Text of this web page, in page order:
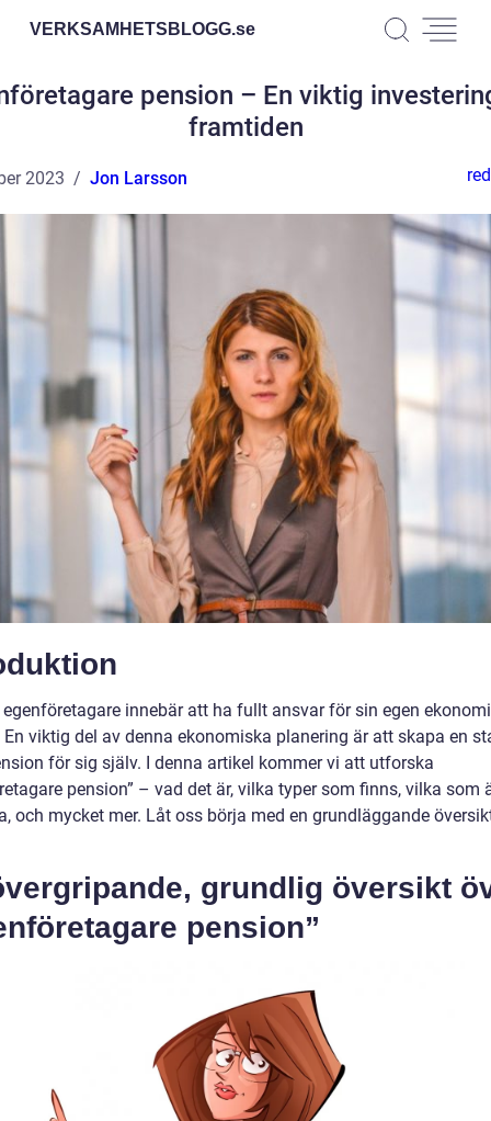
VERKSAMHETSBLOGG.se
pension – En viktig
framtiden
2023 Jon Larsson
innebär att ha fullt ansvar för sin egen
viktig del av denna ekonomiska planering är att skapa en
för sig själv. I denna artikel kommer vi att utforska
pension” – vad det är, vilka typer som finns, vilka som
och mycket mer. Låt oss börja med en grundläggande
grundlig översikt
pension”